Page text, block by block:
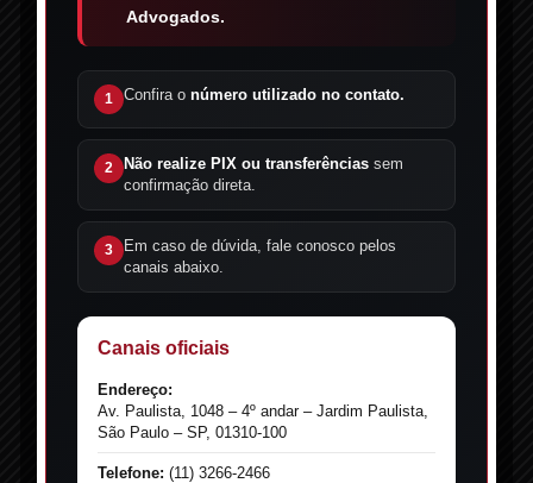
Advogados.
1 Confira o número utilizado no contato.
2 Não realize PIX ou transferências sem
confirmação direta.
3
Em caso de dúvida, fale conosco pelos
canais abaixo.
Canais oficiais
Endereço:
Av. Paulista, 1048 – 4º andar – Jardim Paulista,
São Paulo – SP, 01310-100
Telefone: (11) 3266-2466